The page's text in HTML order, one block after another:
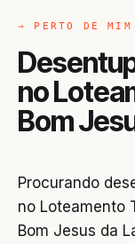
→ PERTO DE MIM
no
Bom
Procurando
no Loteamento
Bom Jesus da